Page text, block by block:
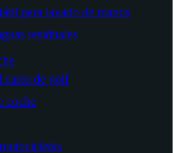
para lavado de manos
residuales
carro de golf
coche